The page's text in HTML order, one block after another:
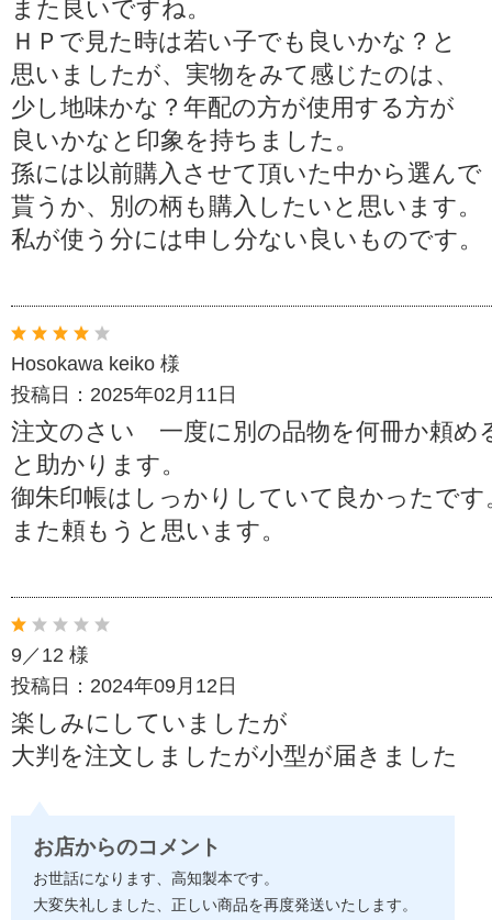
また良いですね。
ＨＰで見た時は若い子でも良いかな？と
思いましたが、実物をみて感じたのは、
少し地味かな？年配の方が使用する方が
良いかなと印象を持ちました。
孫には以前購入させて頂いた中から選んで
貰うか、別の柄も購入したいと思います。
私が使う分には申し分ない良いものです。
Hosokawa keiko 様
投稿日：2025年02月11日
注文のさい 一度に別の品物を何冊か頼め
と助かります。
御朱印帳はしっかりしていて良かったです
また頼もうと思います。
9／12 様
投稿日：2024年09月12日
楽しみにしていましたが
大判を注文しましたが小型が届きました
お店からのコメント
お世話になります、高知製本です。
大変失礼しました、正しい商品を再度発送いたします。